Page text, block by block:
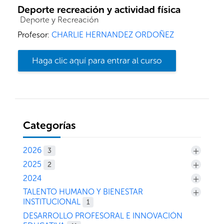
Deporte recreación y actividad física
Categoría de cursos
Deporte y Recreación
Profesor: CHARLIE HERNANDEZ ORDOÑEZ
Haga clic aquí para entrar al curso
Categorías
2026 3 +
2025 2 +
2024 +
TALENTO HUMANO Y BIENESTAR
INSTITUCIONAL
1
+
DESARROLLO PROFESORAL E INNOVACIÓN